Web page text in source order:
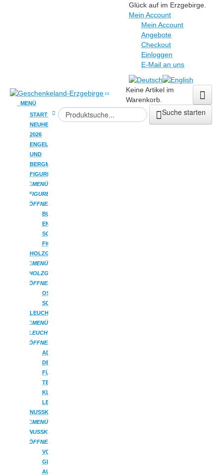
Glück auf im Erzgebirge.
Mein Account
Mein Account
Angebote
Checkout
Einloggen
E-Mail an uns
Keine Artikel im
Warenkorb.
Suche starten
MENÜ
STARTSEITE
NEUHEITEN
2026
ENGEL
UND
BERGMANN
FIGUREN
MENÜ
FIGUREN
ÖFFNEN
BLUMENKINDER
ENGEL
SONSTIGE
FIGUREN
HOLZGESCHENKE
MENÜ
HOLZGESCHENKE
ÖFFNEN
OSTERARTIKEL
SONSTIGES
LEUCHTER
MENÜ
LEUCHTER
ÖFFNEN
ADVENTSLEUCHTER
DECKENLEUCHTER
FÜR
TEELICHTER
KLEINE
LEUCHTER
NUSSKNACKER
MENÜ
NUSSKNACKER
ÖFFNEN
VON
GLÄSSER
AUS